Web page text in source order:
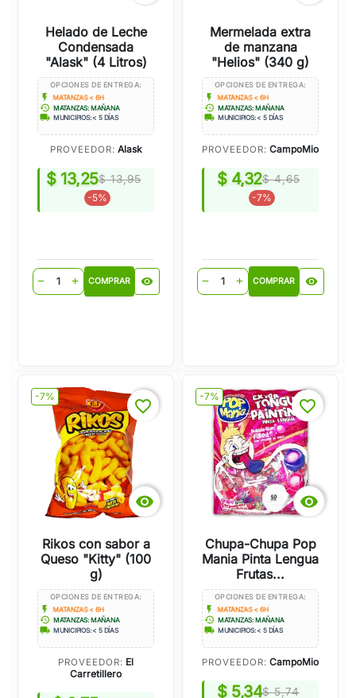
Helado de Leche
Condensada
"Alask" (4 Litros)
OPCIONES DE ENTREGA:
flash_on MATANZAS < 6H
history MATANZAS: MAÑANA
local_shipping MUNICIPIOS: < 5 DÍAS
PROVEEDOR: Alask
$ 13,25$ 13,95
-5%
remove add COMPRAR visibility
Mermelada extra
de manzana
"Helios" (340 g)
OPCIONES DE ENTREGA:
flash_on MATANZAS < 6H
history MATANZAS: MAÑANA
local_shipping MUNICIPIOS: < 5 DÍAS
PROVEEDOR: CampoMio
$ 4,32$ 4,65
-7%
remove add COMPRAR visibility
-7%

favorite_border
Rikos con sabor a
Queso "Kitty" (100
g)
OPCIONES DE ENTREGA:
flash_on MATANZAS < 6H
history MATANZAS: MAÑANA
local_shipping MUNICIPIOS: < 5 DÍAS
PROVEEDOR: El
Carretillero
-7%

favorite_border
Chupa-Chupa Pop
Mania Pinta Lengua
Frutas...
OPCIONES DE ENTREGA:
flash_on MATANZAS < 6H
history MATANZAS: MAÑANA
local_shipping MUNICIPIOS: < 5 DÍAS
PROVEEDOR: CampoMio
$ 5,34$ 5,74